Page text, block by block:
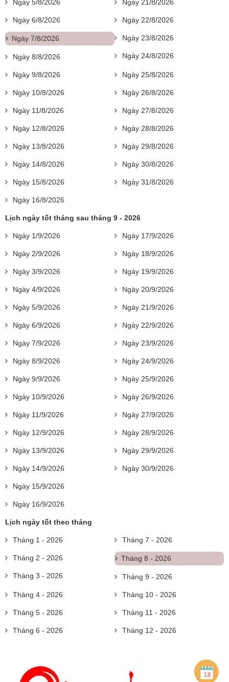
Ngày 5/8/2026
Ngày 6/8/2026
Ngày 7/8/2026
Ngày 8/8/2026
Ngày 9/8/2026
Ngày 10/8/2026
Ngày 11/8/2026
Ngày 12/8/2026
Ngày 13/8/2026
Ngày 14/8/2026
Ngày 15/8/2026
Ngày 16/8/2026
Ngày 21/8/2026
Ngày 22/8/2026
Ngày 23/8/2026
Ngày 24/8/2026
Ngày 25/8/2026
Ngày 26/8/2026
Ngày 27/8/2026
Ngày 28/8/2026
Ngày 29/8/2026
Ngày 30/8/2026
Ngày 31/8/2026
Lịch ngày tốt tháng sau tháng 9 - 2026
Ngày 1/9/2026
Ngày 2/9/2026
Ngày 3/9/2026
Ngày 4/9/2026
Ngày 5/9/2026
Ngày 6/9/2026
Ngày 7/9/2026
Ngày 8/9/2026
Ngày 9/9/2026
Ngày 10/9/2026
Ngày 11/9/2026
Ngày 12/9/2026
Ngày 13/9/2026
Ngày 14/9/2026
Ngày 15/9/2026
Ngày 16/9/2026
Ngày 17/9/2026
Ngày 18/9/2026
Ngày 19/9/2026
Ngày 20/9/2026
Ngày 21/9/2026
Ngày 22/9/2026
Ngày 23/9/2026
Ngày 24/9/2026
Ngày 25/9/2026
Ngày 26/9/2026
Ngày 27/9/2026
Ngày 28/9/2026
Ngày 29/9/2026
Ngày 30/9/2026
Lịch ngày tốt theo tháng
Tháng 1 - 2026
Tháng 2 - 2026
Tháng 3 - 2026
Tháng 4 - 2026
Tháng 5 - 2026
Tháng 6 - 2026
Tháng 7 - 2026
Tháng 8 - 2026
Tháng 9 - 2026
Tháng 10 - 2026
Tháng 11 - 2026
Tháng 12 - 2026